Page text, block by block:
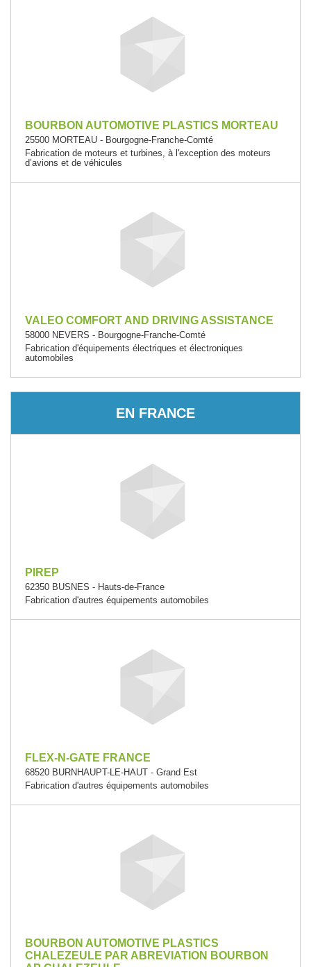
BOURBON AUTOMOTIVE PLASTICS MORTEAU
25500 MORTEAU - Bourgogne-Franche-Comté
Fabrication de moteurs et turbines, à l'exception des moteurs
d’avions et de véhicules
VALEO COMFORT AND DRIVING ASSISTANCE
58000 NEVERS - Bourgogne-Franche-Comté
Fabrication d'équipements électriques et électroniques
automobiles
EN FRANCE
PIREP
62350 BUSNES - Hauts-de-France
Fabrication d'autres équipements automobiles
FLEX-N-GATE FRANCE
68520 BURNHAUPT-LE-HAUT - Grand Est
Fabrication d'autres équipements automobiles
BOURBON AUTOMOTIVE PLASTICS
CHALEZEULE PAR ABREVIATION BOURBON